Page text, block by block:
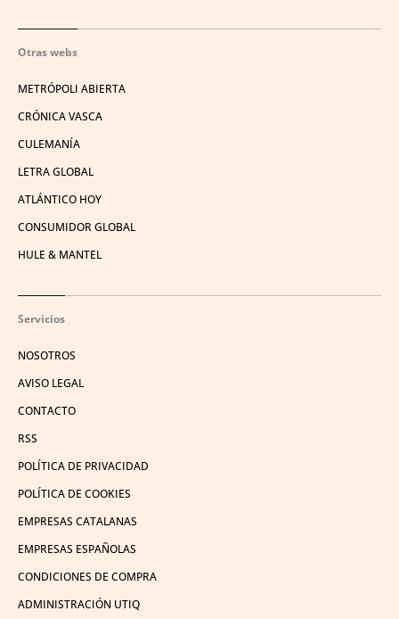
Otras webs
METRÓPOLI ABIERTA
CRÓNICA VASCA
CULEMANÍA
LETRA GLOBAL
ATLÁNTICO HOY
CONSUMIDOR GLOBAL
HULE & MANTEL
Servicios
NOSOTROS
AVISO LEGAL
CONTACTO
RSS
POLÍTICA DE PRIVACIDAD
POLÍTICA DE COOKIES
EMPRESAS CATALANAS
EMPRESAS ESPAÑOLAS
CONDICIONES DE COMPRA
ADMINISTRACIÓN UTIQ